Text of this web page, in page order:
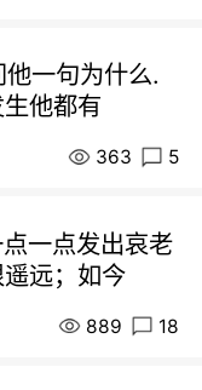
一句为什么.
他都有
363 5
一点发出哀老
远；如今
889 18